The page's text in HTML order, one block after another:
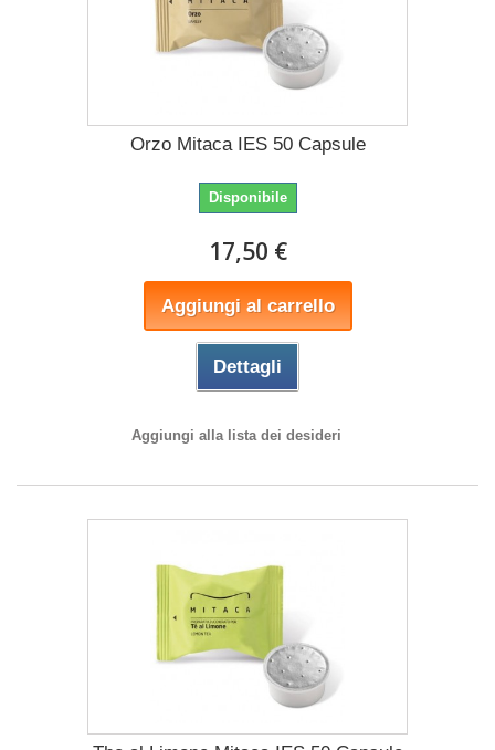
Orzo Mitaca IES 50 Capsule
Disponibile
17,50 €
Aggiungi al carrello
Dettagli
Aggiungi alla lista dei desideri